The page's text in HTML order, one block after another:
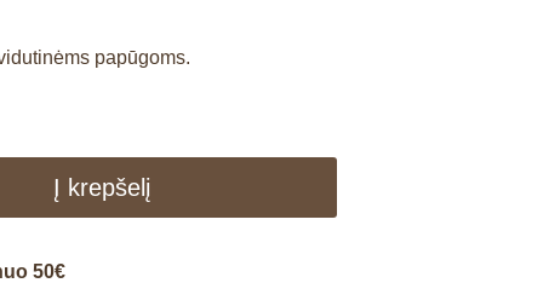
papūgoms.
Į krepšelį
50€